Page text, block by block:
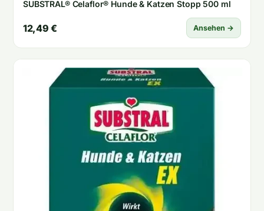
SUBSTRAL® Celaflor® Hunde & Katzen Stopp 500 ml
12,49 € Ansehen →